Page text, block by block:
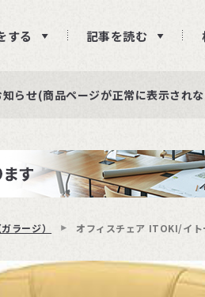
する 記事を読む
ント│レビュー投稿をお待ちしており
旧のお知らせ
らせ(商品ページが正常に表示され
ラージ） オフィスチェア ITOKI/イト